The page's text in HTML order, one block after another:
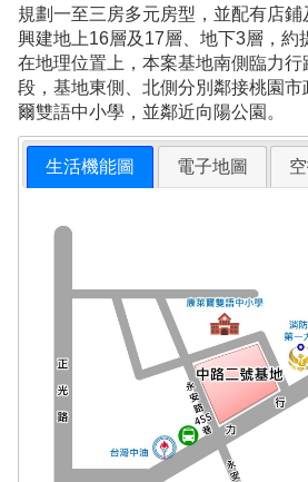
規劃一至三房多元房型，並配有店
興建地上16層及17層、地下3層，約
在地理位置上，本案基地南側臨力
段，基地東側、北側分別鄰接桃園
爾雙語中小學，並鄰近向陽公園。
生活機能圖 電子地圖